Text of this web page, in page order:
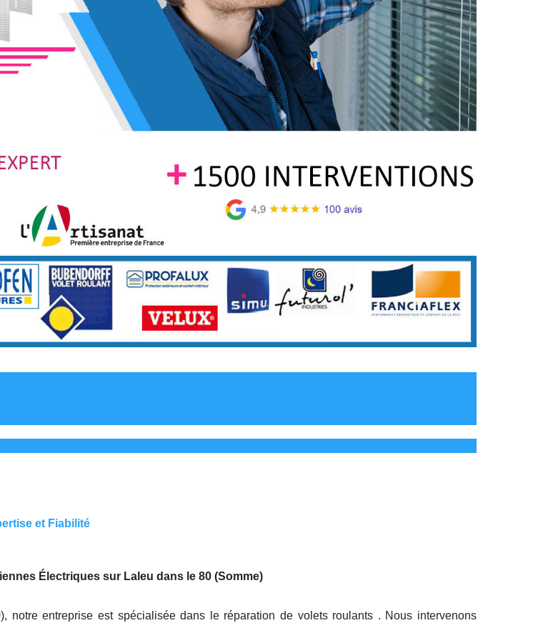
et Fiabilité
Électriques sur Laleu dans le 80 (Somme)
notre entreprise est spécialisée dans le réparation de volets roulants . Nous intervenons